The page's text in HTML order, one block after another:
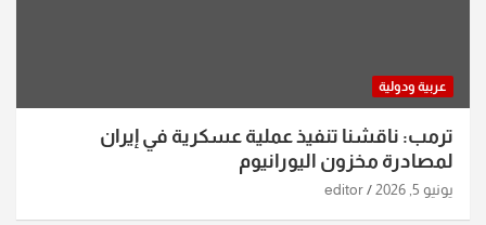
عربية ودولية
ترمب: ناقشنا تنفيذ عملية عسكرية في إيران
لمصادرة مخزون اليورانيوم
يونيو 5, 2026 editor